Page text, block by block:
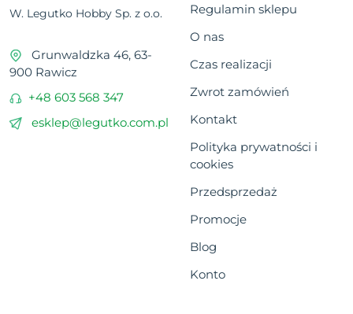
W. Legutko Hobby Sp. z o.o.
Grunwaldzka 46, 63-
900 Rawicz
+48 603 568 347
esklep@legutko.com.pl
Regulamin sklepu
O nas
Czas realizacji
Zwrot zamówień
Kontakt
Polityka prywatności i
cookies
Przedsprzedaż
Promocje
Blog
Konto